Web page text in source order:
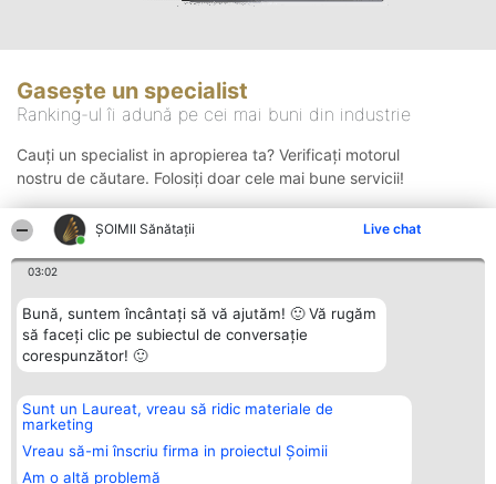
ŞOIMII Sănătații Live chat
03:02
Bună, suntem încântați să vă ajutăm! 🙂 Vă rugăm
să faceți clic pe subiectul de conversație
corespunzător! 🙂
Sunt un Laureat, vreau să ridic materiale de
marketing
Vreau să-mi înscriu firma in proiectul Șoimii
Am o altă problemă
Gasește un specialist
Ranking-ul îi adună pe cei mai buni din industrie
Cauți un specialist in apropierea ta? Verificați motorul
nostru de căutare. Folosiți doar cele mai bune servicii!
Organizator Ranking
BRIGHT SOLUTIONS BR SRL
Aleea Timisul De Sus 2 Bl. A30
Sc. A Et. 4 Ap. 13 Cod 061952
București
Plebiscyt
Lista Tuturor
Laureaților
Contact